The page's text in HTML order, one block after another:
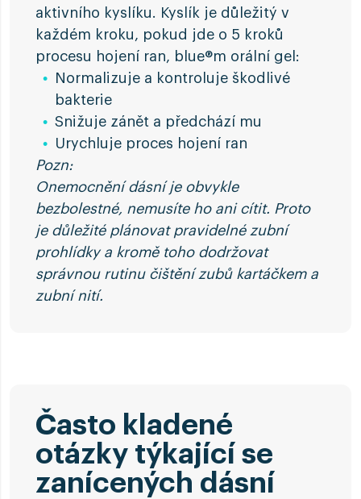
aktivního kyslíku. Kyslík je důležitý v
každém kroku, pokud jde o 5 kroků
procesu hojení ran, blue®m orální gel:
Normalizuje a kontroluje škodlivé
bakterie
Snižuje zánět a předchází mu
Urychluje proces hojení ran
Pozn:
Onemocnění dásní je obvykle
bezbolestné, nemusíte ho ani cítit. Proto
je důležité plánovat pravidelné zubní
prohlídky a kromě toho dodržovat
správnou rutinu čištění zubů kartáčkem a
zubní nití.
Často kladené
otázky týkající se
zanícených dásní